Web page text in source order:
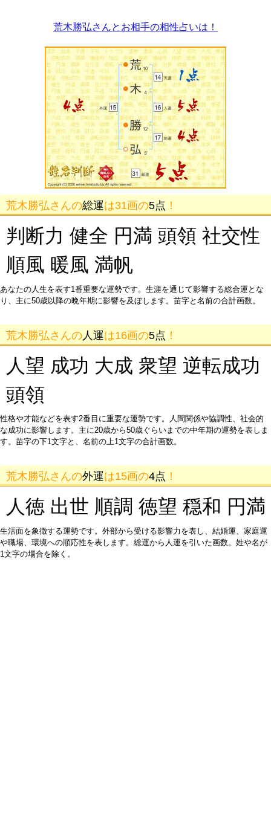
荒木勝弘さんとお相手の相性占いは！
荒木勝弘さんの総運は31画の5点 ！
判断力 健全 円満 頭領 社交性
順風 暖風 満帆
あなたの人生を表す1番重要な運勢です。生涯を通じて影響する総合運とな
り、主に50歳以降の晩年期に影響を及ぼします。苗字と名前の合計画数。
荒木勝弘さんの 人運は16画の5点 ！
人望 成功 大成 衆望 逆転成功
頭領
性格や才能などを表す2番目に重要な運勢です。人間関係や協調性、社会的
な成功に影響します。主に20歳から50歳ぐらいまでの中年期の運勢を表しま
す。苗字の下1文字と、名前の上1文字の合計画数。
荒木勝弘さんの外運は15画の4点 ！
人徳 出世 順調 徳望 穏和 円満
生活面を象徴する運勢です。外部から受ける影響力を表し、結婚運、家庭運
や職場、環境への順応性を表します。総運から人運を引いた画数。姓や名が
1文字の場合を除く。